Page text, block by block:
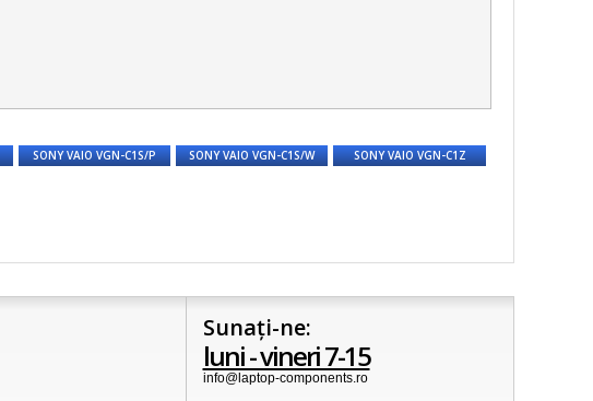
SONY VAIO VGN-C1S/P SONY VAIO VGN-C1S/W
SONY VAIO VGN-C1Z
Sunați-ne:
luni - vineri 7-15
info@laptop-components.ro